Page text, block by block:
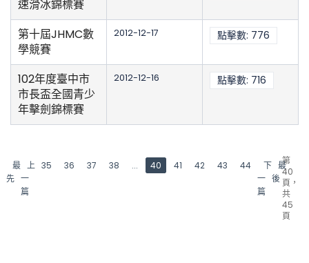
速滑冰錦標賽
第十屆JHMC數
學競賽
2012-12-17 點擊數: 776
102年度臺中市
市長盃全國青少
年擊劍錦標賽
2012-12-16 點擊數: 716
第
40
頁，
共
45
頁
最
先
上
一
篇
35 36 37 38 ... 40 41 42 43 44
下
一
篇
最
後